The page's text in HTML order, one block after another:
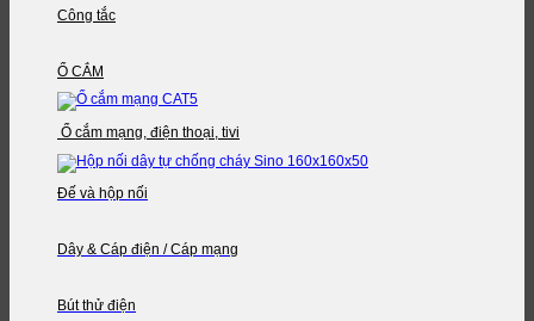
Công tắc
Ổ CẮM
Ổ cắm mạng, điện thoại, tivi
Đế và hộp nối
Dây & Cáp điện / Cáp mạng
Bút thử điện